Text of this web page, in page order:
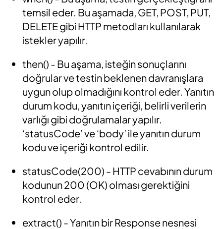
temsil eder. Bu aşamada, GET, POST, PUT,
DELETE gibi HTTP metodları kullanılarak
istekler yapılır.
then() - Bu aşama, isteğin sonuçlarını
doğrular ve testin beklenen davranışlara
uygun olup olmadığını kontrol eder. Yanıtın
durum kodu, yanıtın içeriği, belirli verilerin
varlığı gibi doğrulamalar yapılır.
‘statusCode’ ve ‘body’ ile yanıtın durum
kodu ve içeriği kontrol edilir.
statusCode(200) - HTTP cevabının durum
kodunun 200 (OK) olması gerektiğini
kontrol eder.
extract() -Yanıtın bir Response nesnesi